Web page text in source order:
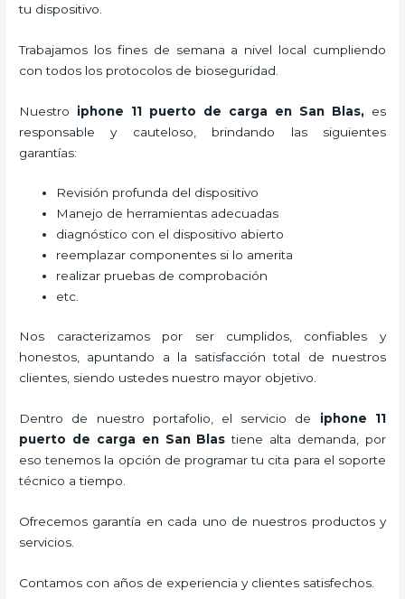
tu dispositivo.
Trabajamos los fines de semana a nivel local cumpliendo
con todos los protocolos de bioseguridad.
Nuestro iphone 11 puerto de carga en San Blas, es
responsable y cauteloso, brindando las siguientes
garantías:
Revisión profunda del dispositivo
Manejo de herramientas adecuadas
diagnóstico con el dispositivo abierto
reemplazar componentes si lo amerita
realizar pruebas de comprobación
etc.
Nos caracterizamos por ser cumplidos, confiables y
honestos, apuntando a la satisfacción total de nuestros
clientes, siendo ustedes nuestro mayor objetivo.
Dentro de nuestro portafolio, el servicio de iphone 11
puerto de carga en San Blas tiene alta demanda, por
eso tenemos la opción de programar tu cita para el soporte
técnico a tiempo.
Ofrecemos garantía en cada uno de nuestros productos y
servicios.
Contamos con años de experiencia y clientes satisfechos.